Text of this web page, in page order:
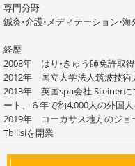
専門分野
鍼灸•介護•メディテーション•海
経歴
2008年 はり•きゅう師免許取得
2012年 国立大学法人筑波技術
2013年 英国spa会社 Steinerに
ート、６年で約4,000人の外国
2019年 コーカサス地方のジョ
Tbilisiを開業